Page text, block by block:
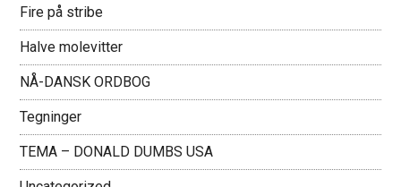
Fire på stribe
Halve molevitter
NÅ-DANSK ORDBOG
Tegninger
TEMA – DONALD DUMBS USA